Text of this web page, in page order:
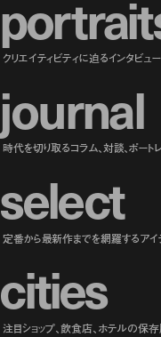
portrait
クリエイティビティに迫るインタビュー
journal
時代を切り取るコラム、対談、ポート
select
定番から最新作までを網羅するアイ
cities
注目ショップ、飲食店、ホテルの保